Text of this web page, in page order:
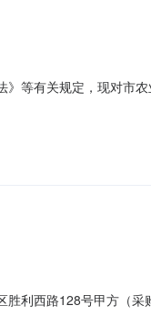
》等有关规定，现对市
联系方式：王浩静、
胜利西路128号甲方（采